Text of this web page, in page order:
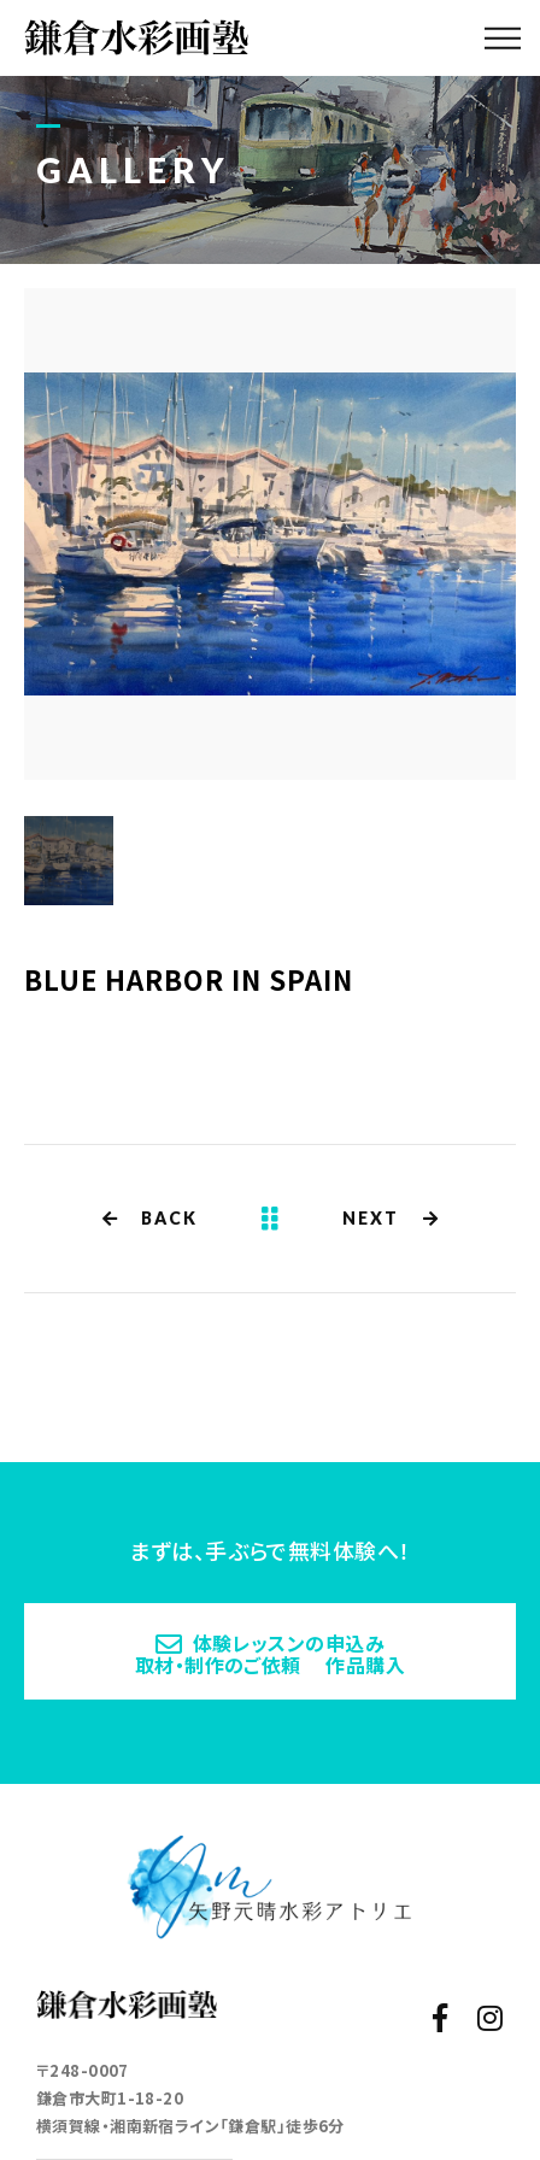
GALLERY
BLUE HARBOR IN SPAIN
BACK NEXT
まずは、手ぶらで無料体験へ！
体験レッスンの申込み
取材・制作のご依頼 作品購入
〒248-0007
鎌倉市大町1-18-20
横須賀線・湘南新宿ライン「鎌倉駅」徒歩6分
ABOUT
画塾紹介・
アクセス
LESSON
教室案内
塾長紹介
BLOG
画塾ブログ
ATELIER
水彩ブログ
CONTACT
お問い合わせ
取材・制作のご依頼 作品購入